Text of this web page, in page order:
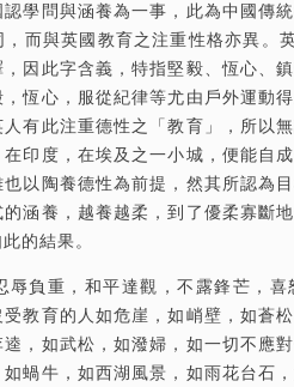
學問與涵養為一事，此為中國傳
而與英國教育之注重性格亦異。
因此字含義，特指堅毅、恆心、
恆心，服從紀律等尤由戶外運動
有此注重德性之「教育」，所以
印度，在埃及之一小城，便能自
以陶養德性為前提，然其所認為
涵養，越養越柔，到了優柔寡斷
的結果。
辱負重，和平達觀，不露鋒芒，
教育的人如危崖，如峭壁，如蒼
，如武松，如潑婦，如一切不應
蝸牛，如西湖風景，如雨花台石